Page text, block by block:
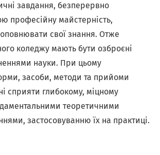
завдання, безперервно
професійну майстерність,
свої знання. Отже
коледжу мають бути озброєні
науки. При цьому
засоби, методи та прийоми
сприяти глибокому, міцному
теоретичними
застосовуванню їх на практиці.